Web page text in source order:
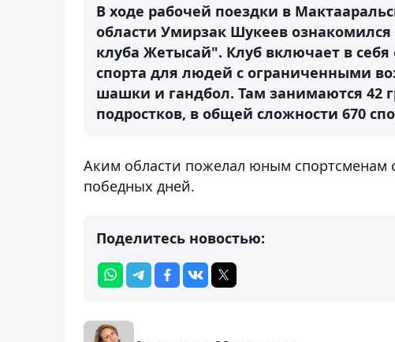
В ходе рабочей поездки в
области Умирзак Шукеев ознакомился
клуба Жетысай". Клуб включает в
спорта для людей с ограниченными
шашки и гандбол. Там занимаются 42
подростков, в общей сложности 670
Аким области пожелал юным спортсменам
победных дней.
Поделитесь новостью: